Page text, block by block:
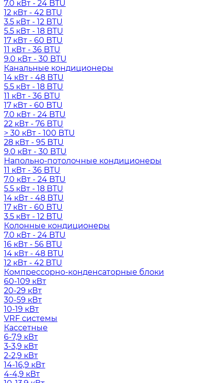
7.0 кВт - 24 BTU
12 кВт - 42 BTU
3.5 кВт - 12 BTU
5.5 кВт - 18 BTU
17 кВт - 60 BTU
11 кВт - 36 BTU
9.0 кВт - 30 BTU
Канальные кондиционеры
14 кВт - 48 BTU
5.5 кВт - 18 BTU
11 кВт - 36 BTU
17 кВт - 60 BTU
7.0 кВт - 24 BTU
22 кВт - 76 BTU
> 30 кВт - 100 BTU
28 кВт - 95 BTU
9.0 кВт - 30 BTU
Напольно-потолочные кондиционеры
11 кВт - 36 BTU
7.0 кВт - 24 BTU
5.5 кВт - 18 BTU
14 кВт - 48 BTU
17 кВт - 60 BTU
3.5 кВт - 12 BTU
Колонные кондиционеры
7.0 кВт - 24 BTU
16 кВт - 56 BTU
14 кВт - 48 BTU
12 кВт - 42 BTU
Компрессорно-конденсаторные блоки
60-109 кВт
20-29 кВт
30-59 кВт
10-19 кВт
VRF системы
Кассетные
6-7,9 кВт
3-3,9 кВт
2-2,9 кВт
14-16,9 кВт
4-4,9 кВт